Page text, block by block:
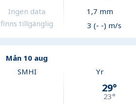
Ingen data
finns tillgänglig
1,7 mm
3 (- -) m/s
Mån 10 aug
SMHI Yr
29°
23°